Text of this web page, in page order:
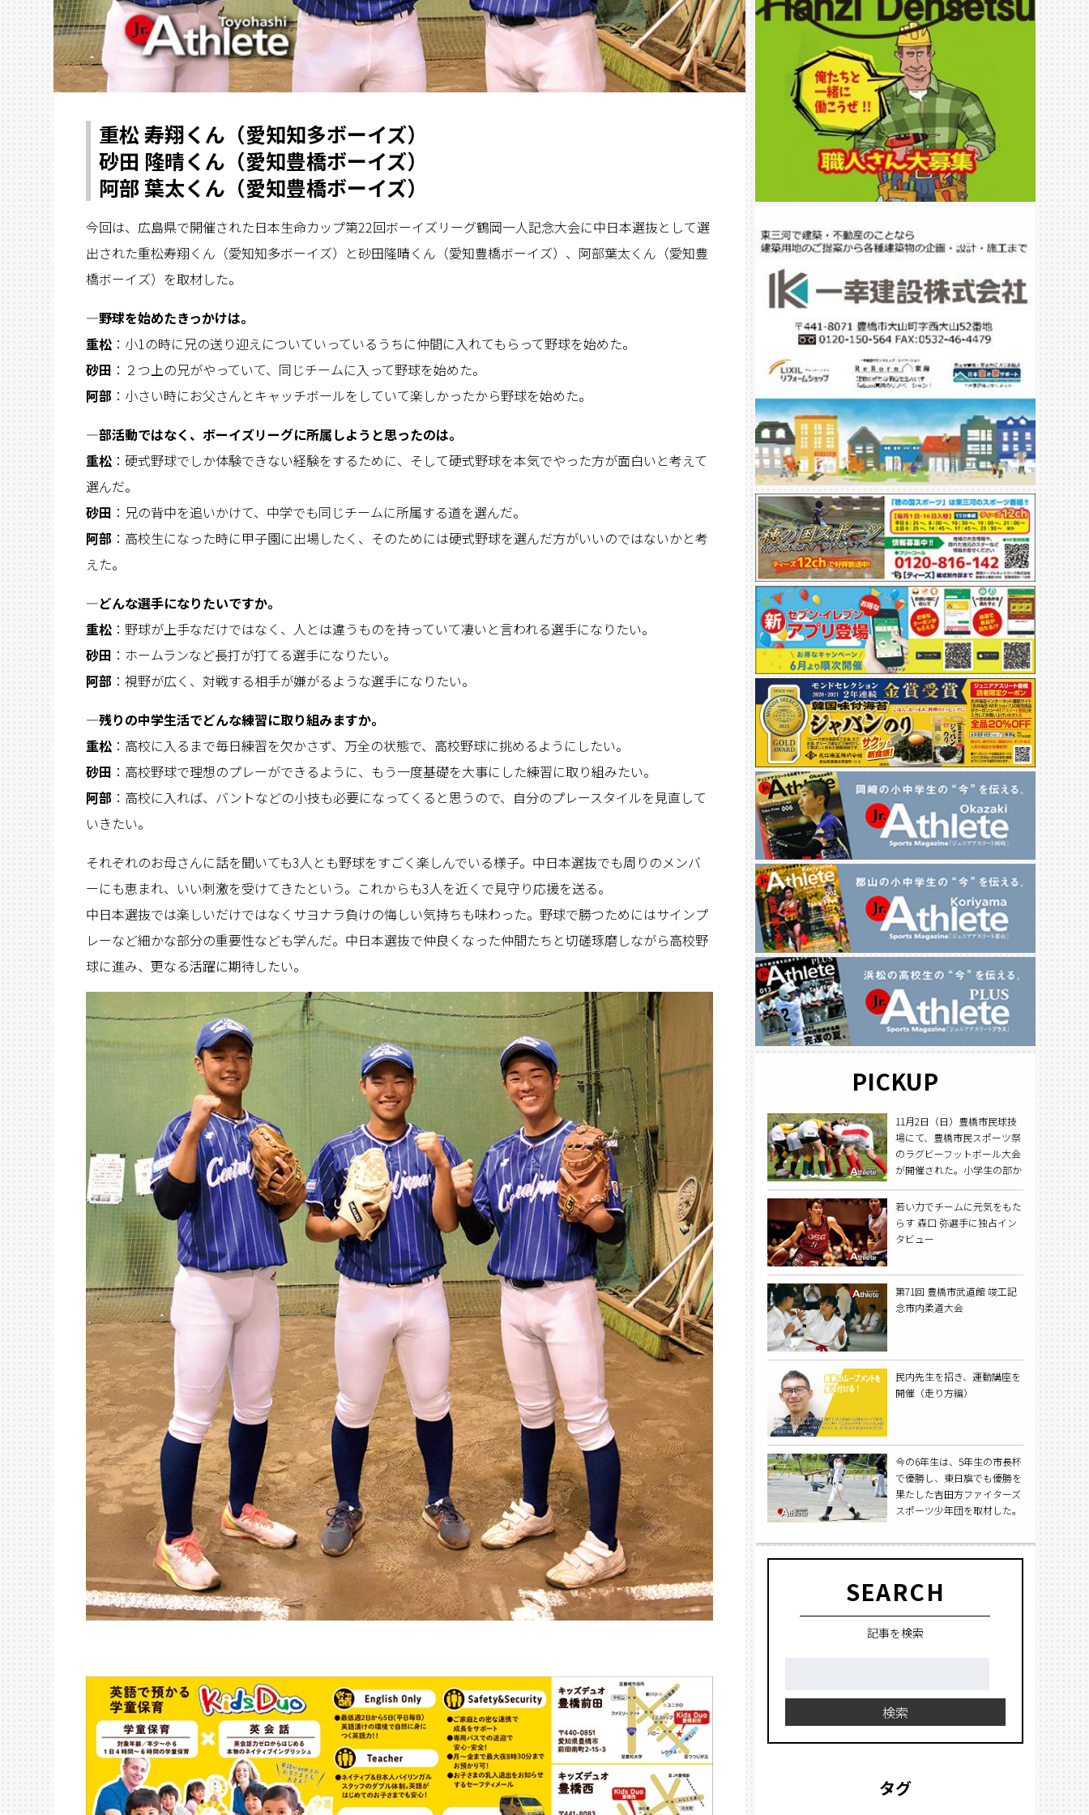
重松 寿翔くん（愛知知多ボーイズ）
砂田 隆晴くん（愛知豊橋ボーイズ）
阿部 葉太くん（愛知豊橋ボーイズ）
今回は、広島県で開催された日本生命カップ第22回ボーイズリーグ鶴岡一人記念大会に中日本選抜として選
出された重松寿翔くん（愛知知多ボーイズ）と砂田隆晴くん（愛知豊橋ボーイズ）、阿部葉太くん（愛知豊
橋ボーイズ）を取材した。
―野球を始めたきっかけは。
重松 ：小1の時に兄の送り迎えについていっているうちに仲間に入れてもらって野球を始めた。
砂田 ：２つ上の兄がやっていて、同じチームに入って野球を始めた。
阿部 ：小さい時にお父さんとキャッチボールをしていて楽しかったから野球を始めた。
―部活動ではなく、ボーイズリーグに所属しようと思ったのは。
重松 ：硬式野球でしか体験できない経験をするために、そして硬式野球を本気でやった方が面白いと考えて
選んだ。
砂田 ：兄の背中を追いかけて、中学でも同じチームに所属する道を選んだ。
阿部 ：高校生になった時に甲子園に出場したく、そのためには硬式野球を選んだ方がいいのではないかと考
えた。
―どんな選手になりたいですか。
重松 ：野球が上手なだけではなく、人とは違うものを持っていて凄いと言われる選手になりたい。
砂田 ：ホームランなど長打が打てる選手になりたい。
阿部 ：視野が広く、対戦する相手が嫌がるような選手になりたい。
―残りの中学生活でどんな練習に取り組みますか。
重松 ：高校に入るまで毎日練習を欠かさず、万全の状態で、高校野球に挑めるようにしたい。
砂田 ：高校野球で理想のプレーができるように、もう一度基礎を大事にした練習に取り組みたい。
阿部 ：高校に入れば、バントなどの小技も必要になってくると思うので、自分のプレースタイルを見直して
いきたい。
それぞれのお母さんに話を聞いても3人とも野球をすごく楽しんでいる様子。中日本選抜でも周りのメンバ
ーにも恵まれ、いい刺激を受けてきたという。これからも3人を近くで見守り応援を送る。
中日本選抜では楽しいだけではなくサヨナラ負けの悔しい気持ちも味わった。野球で勝つためにはサインプ
レーなど細かな部分の重要性なども学んだ。中日本選抜で仲良くなった仲間たちと切磋琢磨しながら高校野
球に進み、更なる活躍に期待したい。
PICKUP
11月2日（日）豊橋市民球技
場にて、豊橋市民スポーツ祭
のラグビーフットボール大会
が開催された。小学生の部か
小学生の部を取材した。
若い力でチームに元気をもた
らす 森口 弥選手に独占イン
タビュー
第71回 豊橋市武道館 竣工記
念市内柔道大会
民内先生を招き、運動講座を
開催（走り方編）
今の6年生は、5年生の市長杯
で優勝し、東日旗でも優勝を
果たした吉田方ファイターズ
スポーツ少年団を取材した。
SEARCH
記事を検索
検索
タグ